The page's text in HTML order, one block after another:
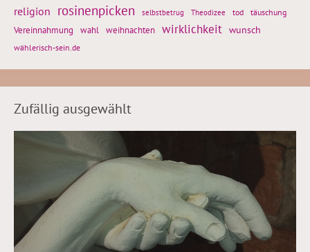
religion rosinenpicken selbstbetrug Theodizee tod täuschung
Vereinnahmung wahl weihnachten wirklichkeit wunsch
wählerisch-sein.de
Zufällig ausgewählt